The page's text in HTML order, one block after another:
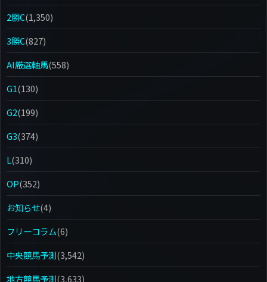
2勝C(1,350)
3勝C(827)
AI厳選軸馬(558)
G1(130)
G2(199)
G3(374)
L(310)
OP(352)
お知らせ(4)
フリーコラム(6)
中央競馬予測(3,542)
地方競馬予測(3,633)